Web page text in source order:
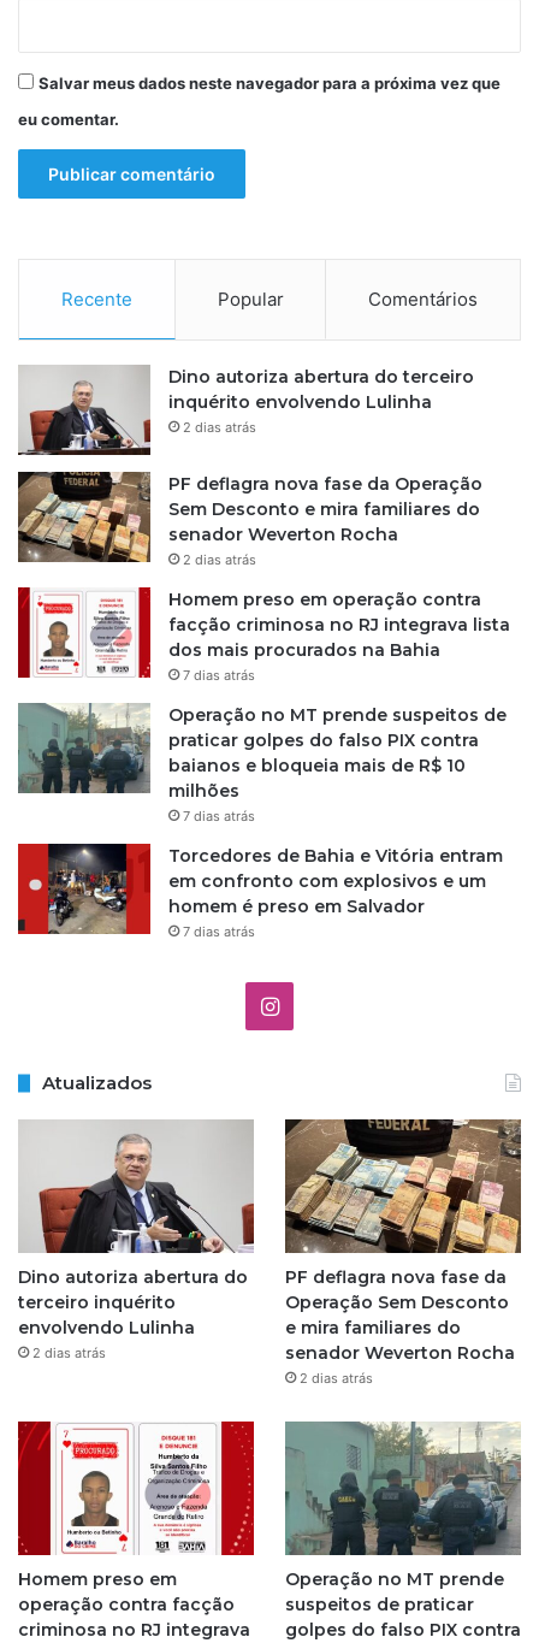
Salvar meus dados neste navegador para a próxima vez que
eu comentar.
Recente Popular Comentários
Dino autoriza abertura do terceiro
inquérito envolvendo Lulinha
2 dias atrás
PF deflagra nova fase da Operação
Sem Desconto e mira familiares do
senador Weverton Rocha
2 dias atrás
Homem preso em operação contra
facção criminosa no RJ integrava lista
dos mais procurados na Bahia
7 dias atrás
Operação no MT prende suspeitos de
praticar golpes do falso PIX contra
baianos e bloqueia mais de R$ 10
milhões
7 dias atrás
Torcedores de Bahia e Vitória entram
em confronto com explosivos e um
homem é preso em Salvador
7 dias atrás
I
t
a
g
r
a
m
Atualizados
Dino autoriza abertura do
terceiro inquérito
envolvendo Lulinha
2 dias atrás
PF deflagra nova fase da
Operação Sem Desconto
e mira familiares do
senador Weverton Rocha
2 dias atrás
Homem preso em
operação contra facção
criminosa no RJ integrava
Operação no MT prende
suspeitos de praticar
golpes do falso PIX contra